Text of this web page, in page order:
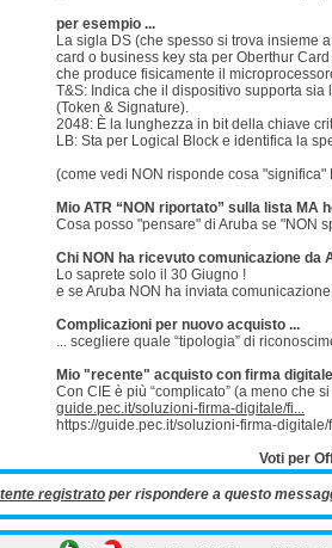
per esempio ...
La sigla DS (che spesso si trova insieme
card o business key sta per Oberthur
che produce fisicamente il
T&S: Indica che il dispositivo supporta
(Token & Signature).
2048: È la lunghezza in bit della chiave
LB: Sta per Logical Block e identifica la
(come vedi NON risponde cosa
Mio ATR “NON riportato” sulla lista MA
Cosa posso "pensare" di Aruba se "NON
Chi NON ha ricevuto comunicazione da
Lo saprete solo il 30 Giugno !
e se Aruba NON ha inviata
Complicazioni per nuovo acquisto ...
... scegliere quale “tipologia” di
Mio "recente" acquisto con firma
Con CIE è più “complicato” (a meno che
guide.pec.it/soluzioni-firma-digitale/fi...
https://guide.pec.it/soluzioni-firma-
Voti per
registrato per rispondere a questo